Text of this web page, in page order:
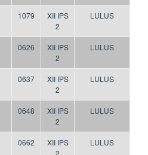
1079
XII IPS
2
LULUS
0626
XII IPS
2
LULUS
0637
XII IPS
2
LULUS
0648
XII IPS
2
LULUS
0662
XII IPS
2
LULUS